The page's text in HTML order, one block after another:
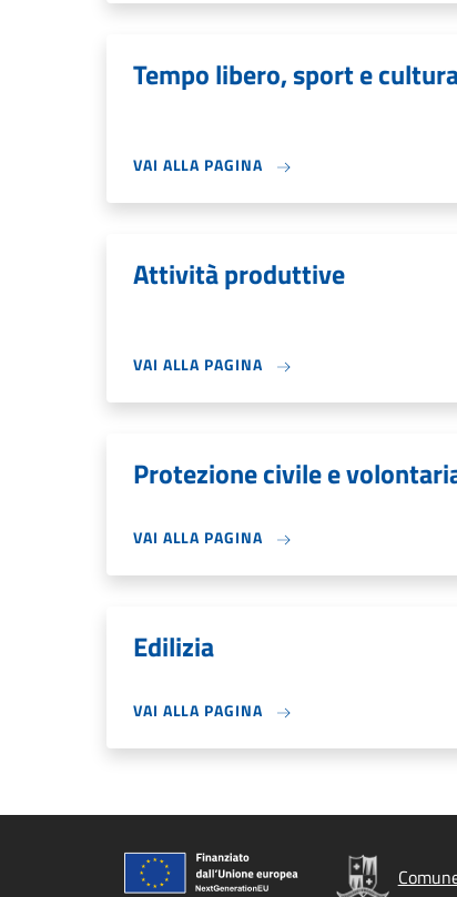
Tempo libero, sport e
VAI ALLA PAGINA
Attività produttive
VAI ALLA PAGINA
Protezione civile e
VAI ALLA PAGINA
Edilizia
VAI ALLA PAGINA